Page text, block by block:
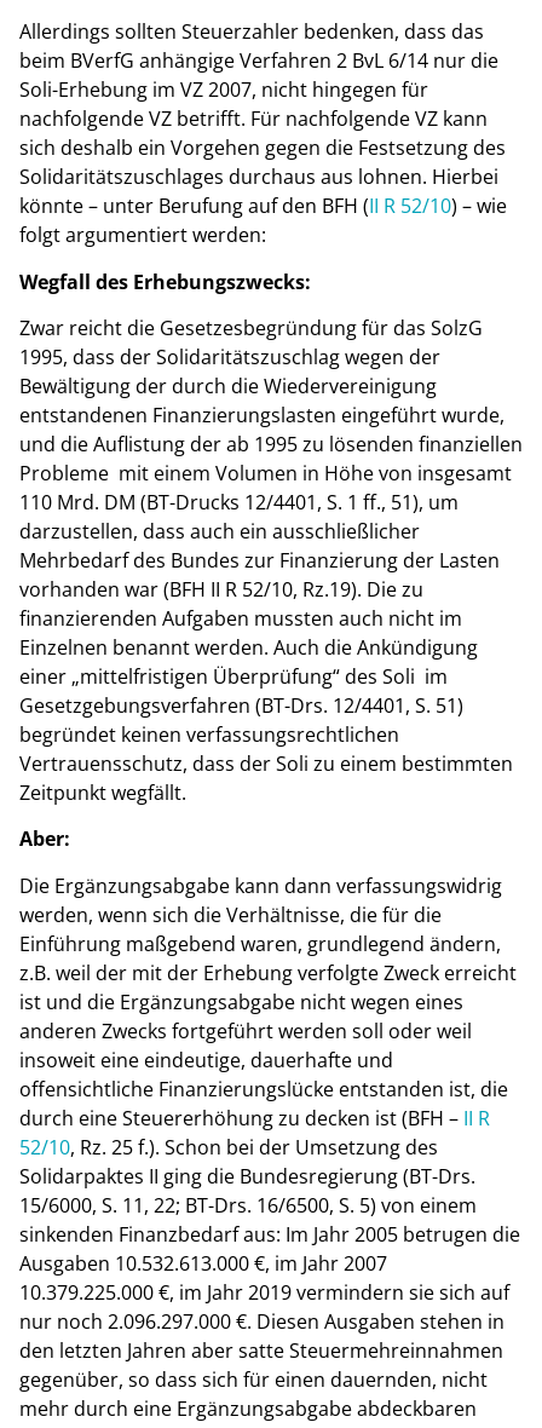
Allerdings sollten Steuerzahler bedenken, dass das
beim BVerfG anhängige Verfahren 2 BvL 6/14 nur die
Soli-Erhebung im VZ 2007, nicht hingegen für
nachfolgende VZ betrifft. Für nachfolgende VZ kann
sich deshalb ein Vorgehen gegen die Festsetzung des
Solidaritätszuschlages durchaus aus lohnen. Hierbei
könnte – unter Berufung auf den BFH (II R 52/10) – wie
folgt argumentiert werden:
Wegfall des Erhebungszwecks:
Zwar reicht die Gesetzesbegründung für das SolzG
1995, dass der Solidaritätszuschlag wegen der
Bewältigung der durch die Wiedervereinigung
entstandenen Finanzierungslasten eingeführt wurde,
und die Auflistung der ab 1995 zu lösenden finanziellen
Probleme mit einem Volumen in Höhe von insgesamt
110 Mrd. DM (BT-Drucks 12/4401, S. 1 ff., 51), um
darzustellen, dass auch ein ausschließlicher
Mehrbedarf des Bundes zur Finanzierung der Lasten
vorhanden war (BFH II R 52/10, Rz.19). Die zu
finanzierenden Aufgaben mussten auch nicht im
Einzelnen benannt werden. Auch die Ankündigung
einer „mittelfristigen Überprüfung“ des Soli im
Gesetzgebungsverfahren (BT-Drs. 12/4401, S. 51)
begründet keinen verfassungsrechtlichen
Vertrauensschutz, dass der Soli zu einem bestimmten
Zeitpunkt wegfällt.
Aber:
Die Ergänzungsabgabe kann dann verfassungswidrig
werden, wenn sich die Verhältnisse, die für die
Einführung maßgebend waren, grundlegend ändern,
z.B. weil der mit der Erhebung verfolgte Zweck erreicht
ist und die Ergänzungsabgabe nicht wegen eines
anderen Zwecks fortgeführt werden soll oder weil
insoweit eine eindeutige, dauerhafte und
offensichtliche Finanzierungslücke entstanden ist, die
durch eine Steuererhöhung zu decken ist (BFH – II R
52/10, Rz. 25 f.). Schon bei der Umsetzung des
Solidarpaktes II ging die Bundesregierung (BT-Drs.
15/6000, S. 11, 22; BT-Drs. 16/6500, S. 5) von einem
sinkenden Finanzbedarf aus: Im Jahr 2005 betrugen die
Ausgaben 10.532.613.000 €, im Jahr 2007
10.379.225.000 €, im Jahr 2019 vermindern sie sich auf
nur noch 2.096.297.000 €. Diesen Ausgaben stehen in
den letzten Jahren aber satte Steuermehreinnahmen
gegenüber, so dass sich für einen dauernden, nicht
mehr durch eine Ergänzungsabgabe abdeckbaren